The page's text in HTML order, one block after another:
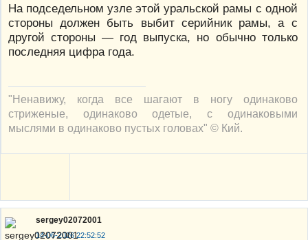
На подседельном узле этой уральской рамы с одной
стороны должен быть выбит серийник рамы, а с
другой стороны — год выпуска, но обычно только
последняя цифра года.
"Ненавижу, когда все шагают в ногу одинаково
стриженые, одинаково одетые, с одинаковыми
мыслями в одинаково пустых головах" © Кий.
sergey02072001
14-06-2026 22:52:52